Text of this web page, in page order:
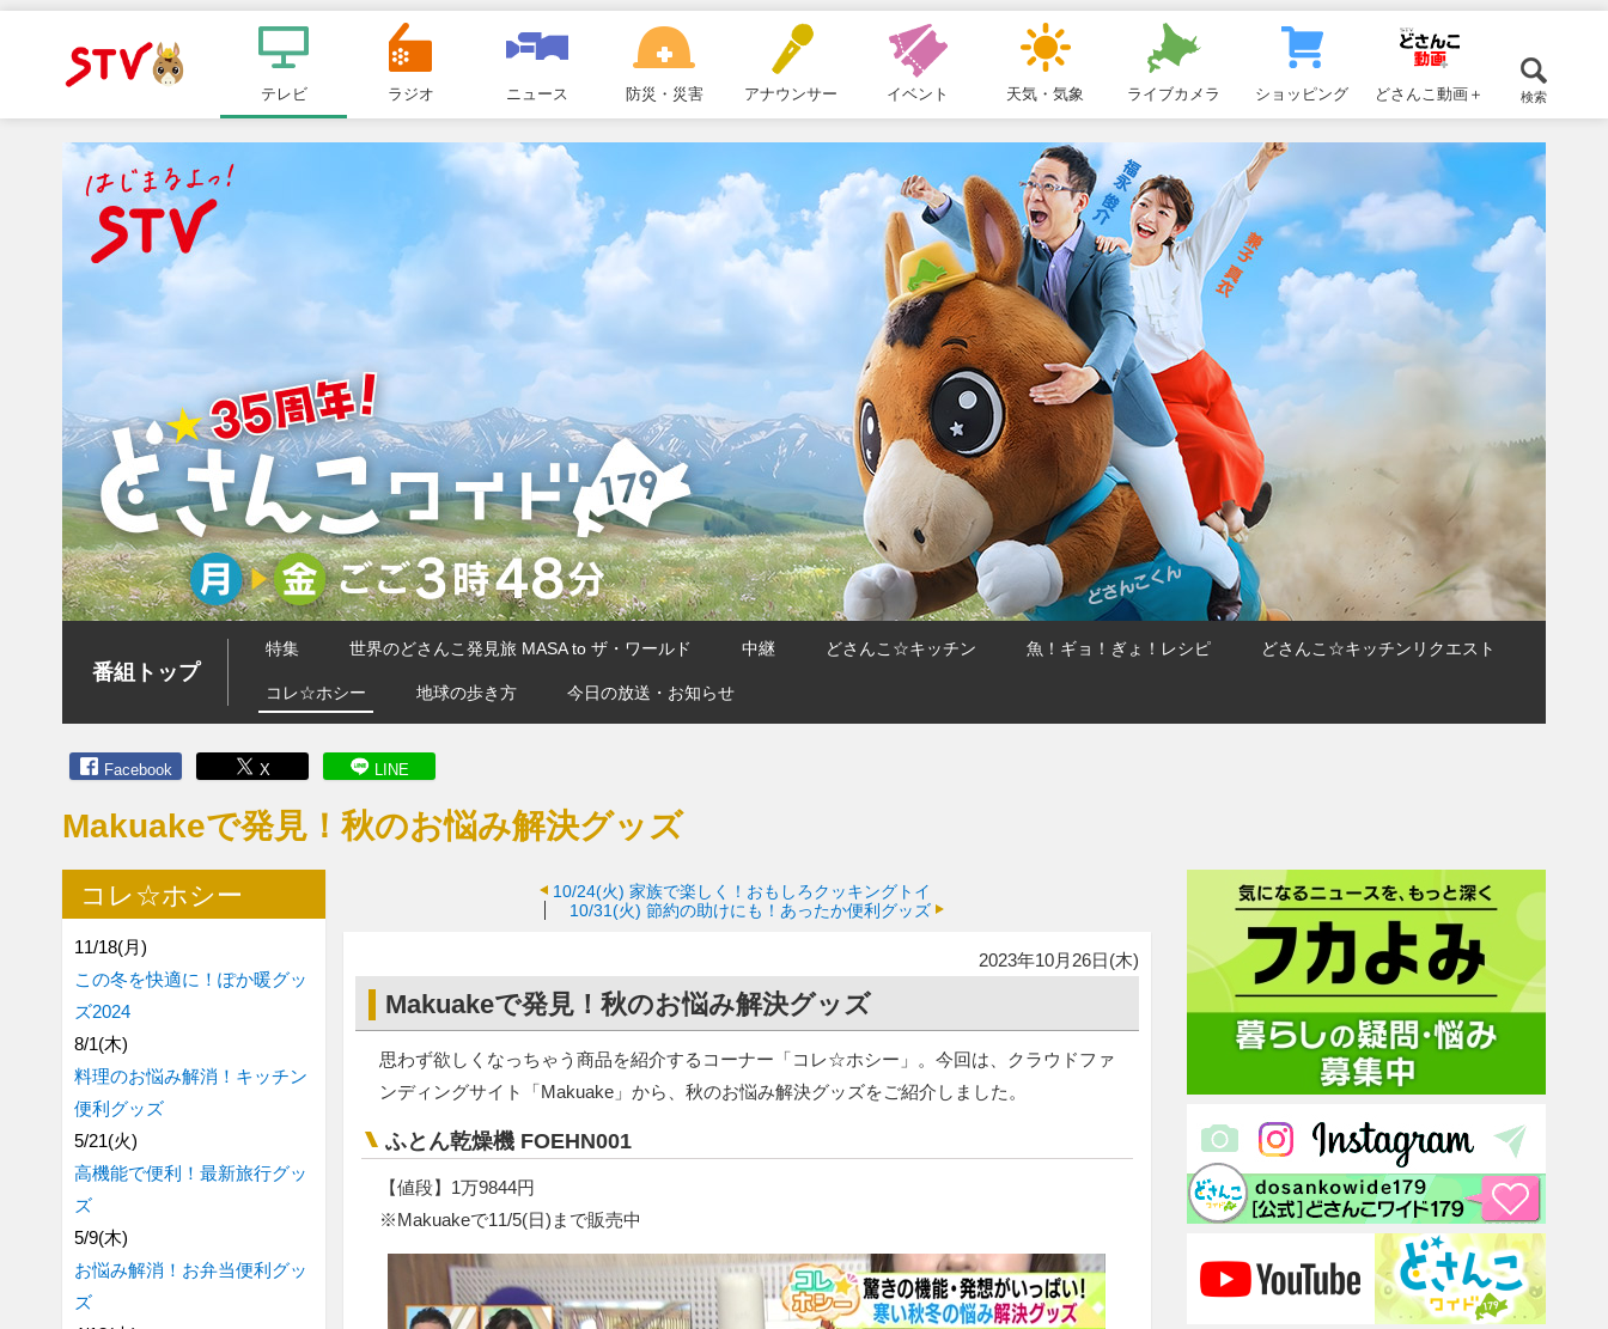
ＳＴＶ札
幌テレビ
ュ
ー
テレビ ラジオ ニュース 防災・災害 アナウンサー イベント 天気・気象 ライブカメラ ショッピング どさんこ動画＋ 検索
番組トップ
特集 世界のどさんこ発見旅 MASA to ザ・ワールド 中継 どさんこ☆キッチン 魚！ギョ！ぎょ！レシピ どさんこ☆キッチンリクエスト
コレ☆ホシー 地球の歩き方 今日の放送・お知らせ
Facebook X LINE
Makuakeで発見！秋のお悩み解決グッズ
10/24(火) 家族で楽しく！おもしろクッキングトイ
10/31(火) 節約の助けにも！あったか便利グッズ
2023年10月26日(木)
Makuakeで発見！秋のお悩み解決グッズ
思わず欲しくなっちゃう商品を紹介するコーナー「コレ☆ホシー」。今回は、クラウドファ
ンディングサイト「Makuake」から、秋のお悩み解決グッズをご紹介しました。
ふとん乾燥機 FOEHN001
【値段】1万9844円
※Makuakeで11/5(日)まで販売中
コレ☆ホシー
11/18(月)
この冬を快適に！ぽか暖グッ
ズ2024
8/1(木)
料理のお悩み解消！キッチン
便利グッズ
5/21(火)
高機能で便利！最新旅行グッ
ズ
5/9(木)
お悩み解消！お弁当便利グッ
ズ